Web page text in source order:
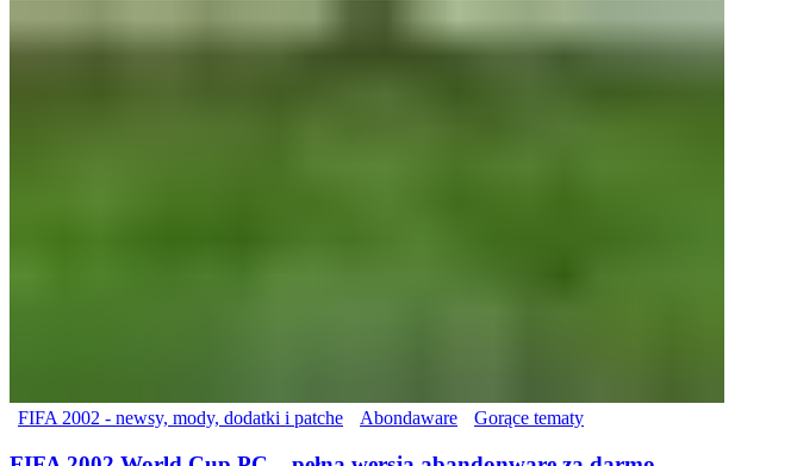
FIFA 2002 - newsy, mody, dodatki i patche Abondaware Gorące tematy